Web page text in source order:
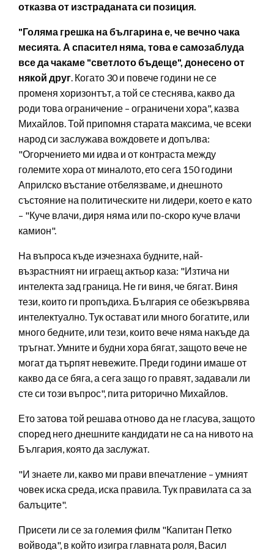
отказва от изстраданата си позиция.
"Голяма грешка на българина е, че вечно чака
месията. А спасител няма, това е самозаблуда
все да чакаме "светлото бъдеще", донесено от
някой друг. Когато 30 и повече години не се
променя хоризонтът, а той се стеснява, какво да
роди това ограничение – ограничени хора", казва
Михайлов. Той припомня старата максима, че всеки
народ си заслужава вождовете и допълва:
"Огорчението ми идва и от контраста между
големите хора от миналото, ето сега 150 години
Априлско въстание отбелязваме, и днешното
състояние на политическите ни лидери, което е като
– "Куче влачи, диря няма или по-скоро куче влачи
камион".
На въпроса къде изчезнаха будните, най-
възрастният ни играещ актьор каза: "Изтича ни
интелекта зад граница. Не ги виня, че бягат. Виня
тези, които ги пропъдиха. България се обезкървява
интелектуално. Тук остават или много богатите, или
много бедните, или тези, които вече няма накъде да
тръгнат. Умните и будни хора бягат, защото вече не
могат да търпят невежите. Преди години имаше от
какво да се бяга, а сега защо го правят, задавали ли
сте си този въпрос", пита риторично Михайлов.
Ето затова той решава отново да не гласува, защото
според него днешните кандидати не са на нивото на
България, която да заслужат.
"И знаете ли, какво ми прави впечатление – умният
човек иска среда, иска правила. Тук правилата са за
балъците".
Присети ли се за големия филм "Капитан Петко
войвода", в който изигра главната роля, Васил